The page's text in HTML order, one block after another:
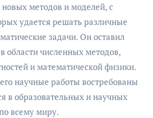
новых методов и моделей, с
удается решать различные
задачи. Он оставил
области численных методов,
и математической физики.
научные работы востребованы
в образовательных и научных
всему миру.